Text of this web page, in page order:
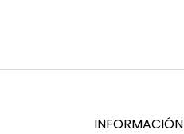
INFORMACIÓN